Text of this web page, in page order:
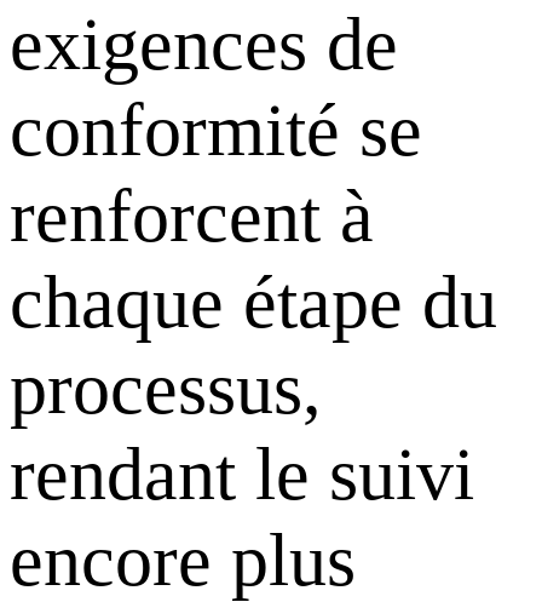
exigences de
conformité se
renforcent à
chaque étape du
processus,
rendant le suivi
encore plus